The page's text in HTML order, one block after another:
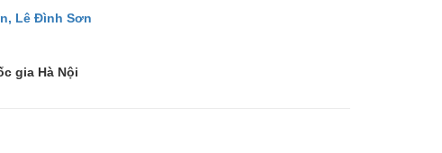
Lê Đình Sơn
gia Hà Nội